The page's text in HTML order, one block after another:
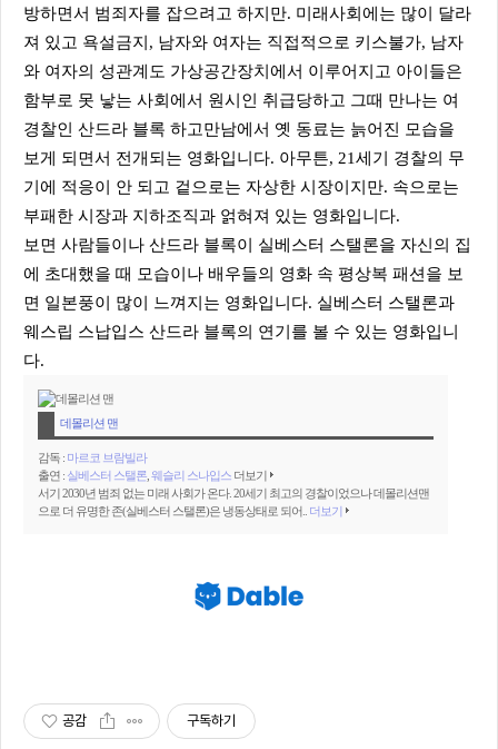
방하면서 범죄자를 잡으려고 하지만. 미래사회에는 많이 달라
져 있고 욕설금지, 남자와 여자는 직접적으로 키스불가, 남자
와 여자의 성관계도 가상공간장치에서 이루어지고 아이들은
함부로 못 낳는 사회에서 원시인 취급당하고 그때 만나는 여
경찰인 산드라 블록 하고만남에서 옛 동료는 늙어진 모습을
보게 되면서 전개되는 영화입니다. 아무튼, 21세기 경찰의 무
기에 적응이 안 되고 겉으로는 자상한 시장이지만. 속으로는
부패한 시장과 지하조직과 얽혀져 있는 영화입니다.
보면 사람들이나 산드라 블록이 실베스터 스탤론을 자신의 집
에 초대했을 때 모습이나 배우들의 영화 속 평상복 패션을 보
면 일본풍이 많이 느껴지는 영화입니다. 실베스터 스탤론과
웨스립 스납입스 산드라 블록의 연기를 볼 수 있는 영화입니
다.
데몰리션 맨
감독 : 마르코 브람빌라
출연 : 실베스터 스탤론 웨슬리 스나입스 더보기
서기 2030년 범죄 없는 미래 사회가 온다. 20세기 최고의 경찰이었으나 데몰리션맨
으로 더 유명한 존(실베스터 스탤론)은 냉동상태로 되어.. 더보기
공감 구독하기